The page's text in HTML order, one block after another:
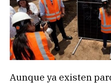
Aunque ya existen